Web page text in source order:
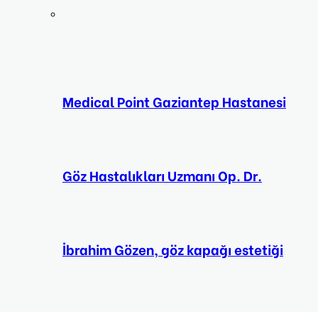
Medical Point Gaziantep Hastanesi
Göz Hastalıkları Uzmanı Op. Dr.
İbrahim Gözen, göz kapağı estetiği